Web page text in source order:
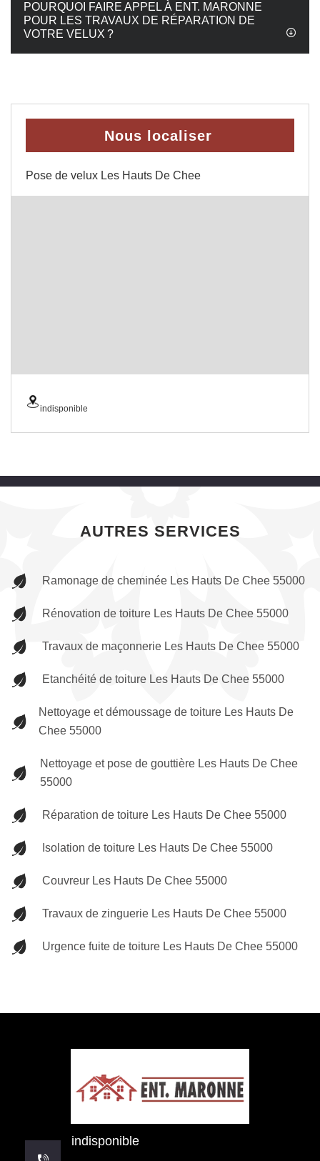
POURQUOI FAIRE APPEL À ENT. MARONNE
POUR LES TRAVAUX DE RÉPARATION DE
VOTRE VELUX ?
Nous localiser
Pose de velux Les Hauts De Chee
indisponible
AUTRES SERVICES
Ramonage de cheminée Les Hauts De Chee 55000
Rénovation de toiture Les Hauts De Chee 55000
Travaux de maçonnerie Les Hauts De Chee 55000
Etanchéité de toiture Les Hauts De Chee 55000
Nettoyage et démoussage de toiture Les Hauts De
Chee 55000
Nettoyage et pose de gouttière Les Hauts De Chee
55000
Réparation de toiture Les Hauts De Chee 55000
Isolation de toiture Les Hauts De Chee 55000
Couvreur Les Hauts De Chee 55000
Travaux de zinguerie Les Hauts De Chee 55000
Urgence fuite de toiture Les Hauts De Chee 55000
indisponible